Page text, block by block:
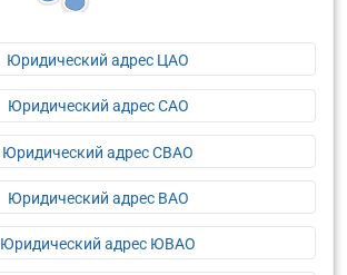
Юридический адрес ЦАО
Юридический адрес САО
Юридический адрес СВАО
Юридический адрес ВАО
Юридический адрес ЮВАО